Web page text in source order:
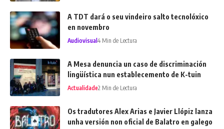
A TDT dará o seu vindeiro salto tecnolóxico
en novembro
Audiovisual 4 Min de Lectura
A Mesa denuncia un caso de discriminación
lingüística nun establecemento de K-tuin
Actualidade2 Min de Lectura
Os tradutores Alex Arias e Javier Llópiz lanza
unha versión non oficial de Balatro en galego